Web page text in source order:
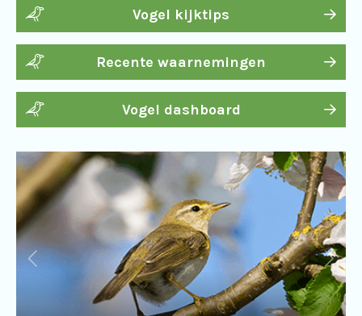
Vogel kijktips
Recente waarnemingen
Vogel dashboard